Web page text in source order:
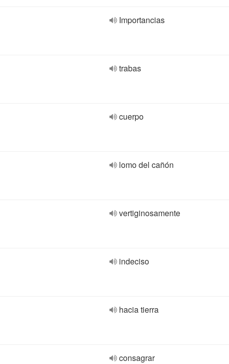
Importancias
trabas
cuerpo
lomo del cañón
vertiginosamente
indeciso
hacia tierra
consagrar